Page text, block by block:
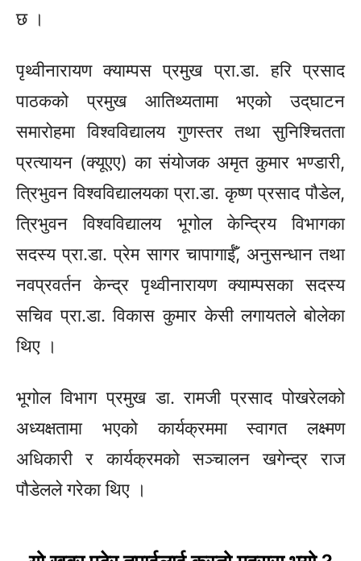
छ ।
पृथ्वीनारायण क्याम्पस प्रमुखप्रा.डा. हरि प्रसाद
पाठकको प्रमुख आतिथ्यतामाभएको उद्‌घाटन
समारोहमा विश्वविद्यालय गुणस्तर तथा सुनिश्चितता
प्रत्यायन (क्यूएए) का संयोजक अमृत कुमार भण्डारी,
त्रिभुवन विश्वविद्यालयकाप्रा.डा. कृष्ण प्रसाद पौडेल,
त्रिभुवन विश्वविद्यालय भूगोल केन्द्रिय विभागका
सदस्यप्रा.डा. प्रेम सागर चापागाईँ, अनुसन्धान तथा
नवप्रवर्तन केन्द्र पृथ्वीनारायण क्याम्पसका सदस्य
सचिवप्रा.डा. विकास कुमार केसी लगायतले बोलेका
थिए ।
भूगोल विभाग प्रमुख डा. रामजी प्रसाद पोखरेलको
अध्यक्षतामा भएको कार्यक्रममा स्वागत लक्ष्मण
अधिकारी र कार्यक्रमको सञ्चालन खगेन्द्र राज
पौडेलले गरेका थिए ।